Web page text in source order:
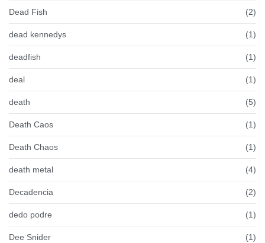
Dead Fish (2)
dead kennedys (1)
deadfish (1)
deal (1)
death (5)
Death Caos (1)
Death Chaos (1)
death metal (4)
Decadencia (2)
dedo podre (1)
Dee Snider (1)